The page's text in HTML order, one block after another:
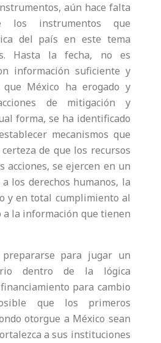
aún hace falta
los instrumentos que
del país en este tema
Hasta la fecha, no es
información suficiente y
México ha erogado y
de mitigación y
forma, se ha identificado
mecanismos que
de que los recursos
acciones, se ejercen en un
los derechos humanos, la
y en total cumplimiento al
a la información que tienen
para jugar un
dentro de la lógica
para cambio
que los primeros
otorgue a México sean
a sus instituciones